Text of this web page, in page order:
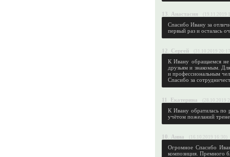
13 Анастасия (19.11.2019
Спасибо Ивану за
первый раз и осталась
12 Сергей (31.10.2019
К Ивану обращаемся не
друзьям и знакомым.
и профессиональным
Спасибо за
11 Екатерина (28.10.2019
К Ивану обратилась по
учётом пожеланий
10 Анна (16.10.2019 16:30)
Огромное Спасибо
композиция. Премного